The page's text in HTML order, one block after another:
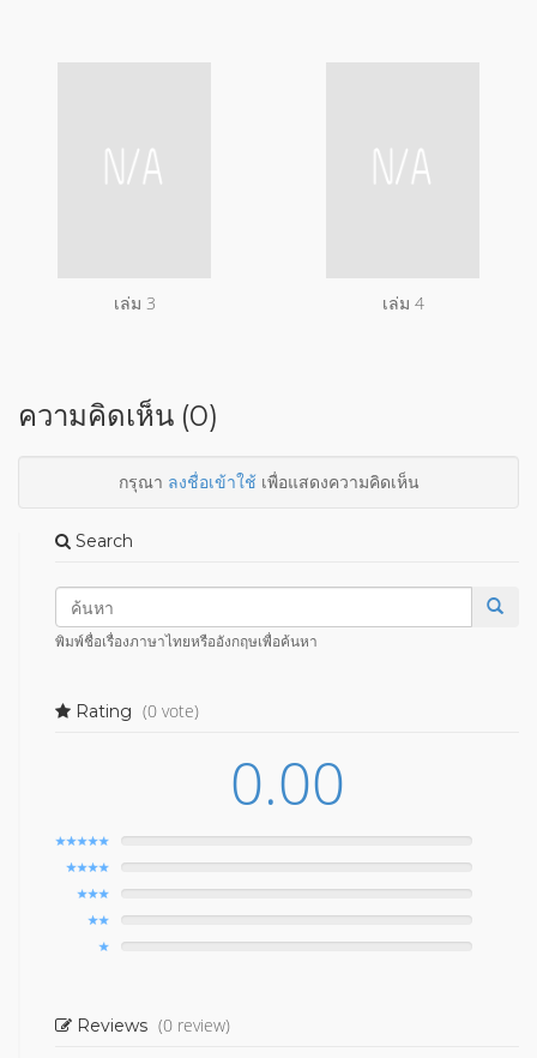
เล่ม 3 เล่ม 4
ความคิดเห็น (0)
กรุณา ลงชื่อเข้าใช้เพื่อแสดงความคิดเห็น
Search
พิมพ์ชื่อเรื่องภาษาไทยหรืออังกฤษเพื่อค้นหา
Rating (0 vote)
0.00
Reviews (0 review)